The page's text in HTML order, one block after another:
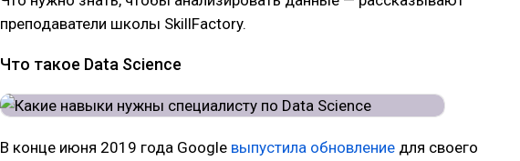
преподаватели школы SkillFactory.
Что такое Data Science
В конце июня 2019 года Google выпустила обновление для своего